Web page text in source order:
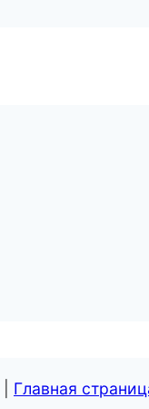
Главная